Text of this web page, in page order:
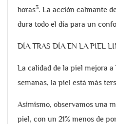
horas3. La acción calmante
dura todo el día para un
DÍA TRAS DÍA EN LA PIEL
La calidad de la piel mejora
semanas, la piel está más
Asimismo, observamos una
piel, con un 21% menos de